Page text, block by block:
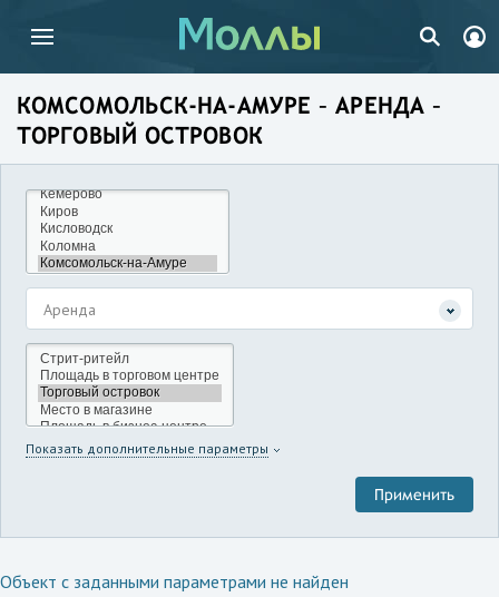
КОМСОМОЛЬСК-НА-АМУРЕ – АРЕНДА –
ТОРГОВЫЙ ОСТРОВОК
Аренда
Показать дополнительные параметры
Объект с заданными параметрами не найден